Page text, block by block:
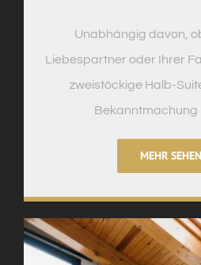
Unabhängig davon,
Liebespartner oder Ihrer
zweistöckige Halb-
Bekanntmachung
MEHR SEHEN